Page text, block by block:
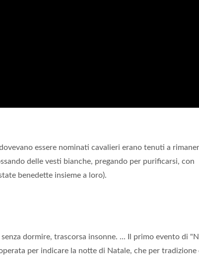
essere nominati cavalieri erano tenuti a
delle vesti bianche, pregando per purificarsi, con
benedette insieme a loro).
dormire, trascorsa insonne. ... Il primo evento di
per indicare la notte di Natale, che per tradizione